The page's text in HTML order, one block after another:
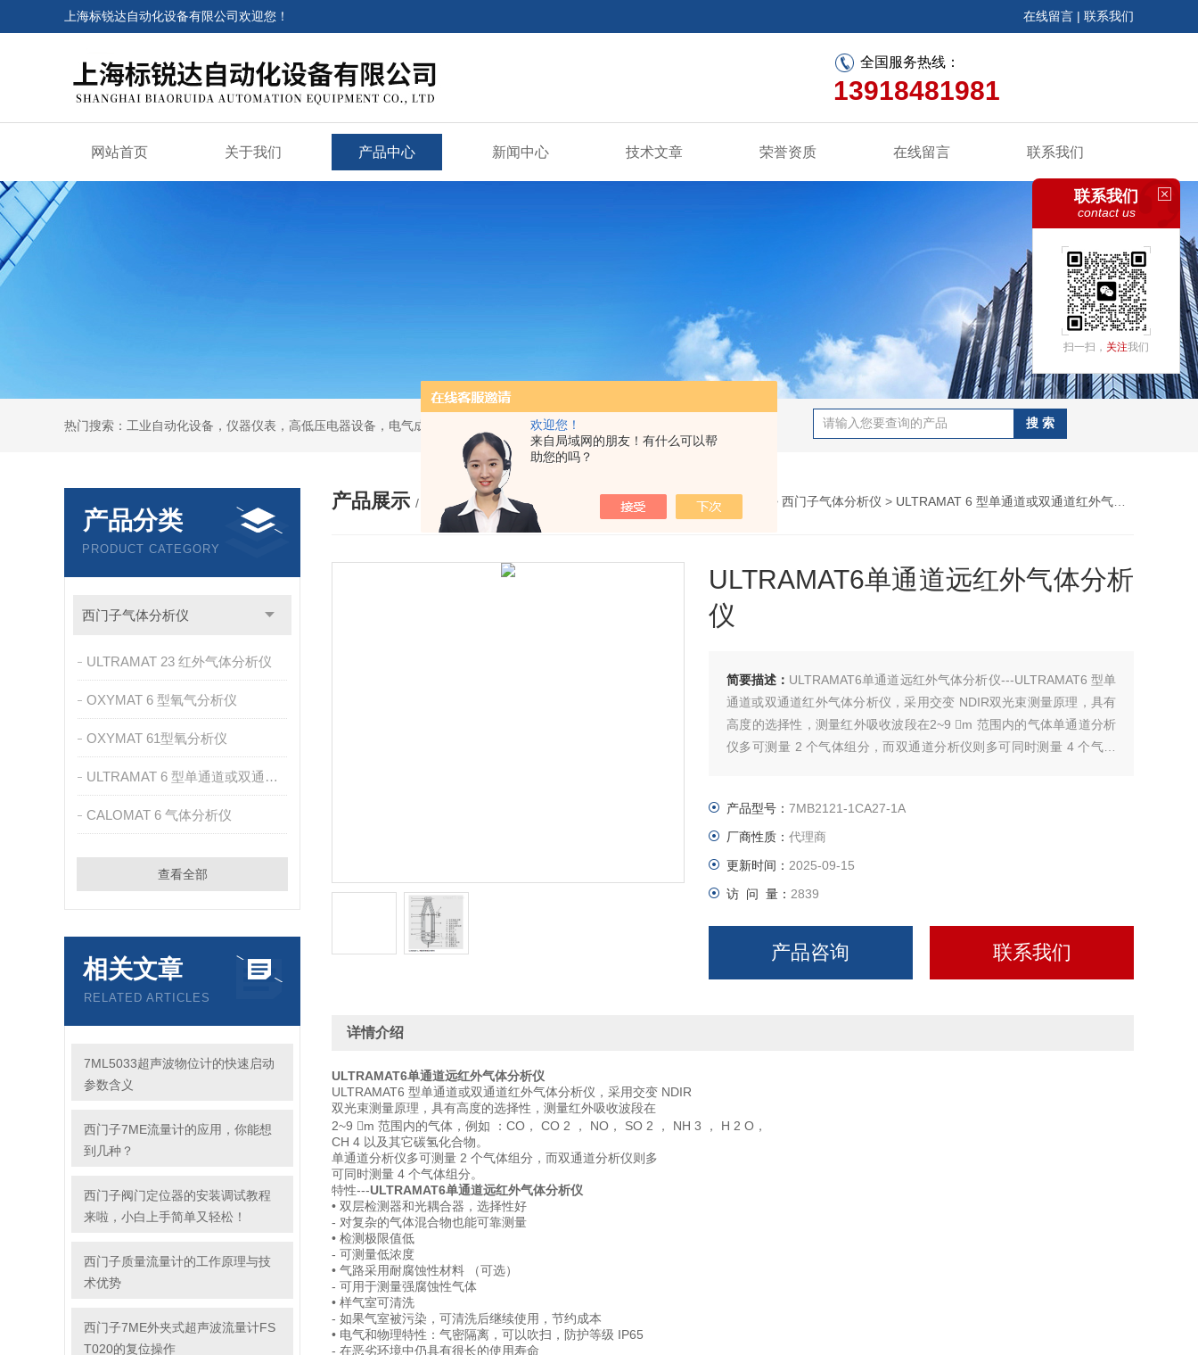
欢迎您！
来自局域网的朋友！有什么可以帮
助您的吗？
上海标锐达自动化设备有限公司欢迎您！ 在线留言 | 联系我们
全国服务热线：
13918481981
网站首页 关于我们 产品中心 新闻中心 技术文章 荣誉资质 在线留言 联系我们
热门搜索：工业自动化设备，仪器仪表，高低压电器设备，电气成套设备
产品分类
PRODUCT CATEGORY
西门子气体分析仪
ULTRAMAT 23 红外气体分析仪
OXYMAT 6 型氧气分析仪
OXYMAT 61型氧分析仪
ULTRAMAT 6 型单通道或双通道红外气体分析仪
CALOMAT 6 气体分析仪
查看全部
相关文章
RELATED ARTICLES
7ML5033超声波物位计的快速启动
参数含义
西门子7ME流量计的应用，你能想
到几种？
西门子阀门定位器的安装调试教程
来啦，小白上手简单又轻松！
西门子质量流量计的工作原理与技
术优势
西门子7ME外夹式超声波流量计FS
T020的复位操作
产品展示 / PRODUCTS 您的位置： 网站首页>产品展示 > 西门子气体分析仪 > ULTRAMAT 6 型单通道或双通道红外气体分析仪
ULTRAMAT6单通道远红外气体分析
仪
简要描述： ULTRAMAT6单通道远红外气体分析仪---ULTRAMAT6 型单
通道或双通道红外气体分析仪，采用交变 NDIR双光束测量原理，具有
高度的选择性，测量红外吸收波段在2~9 m 范围内的气体单通道分析
仪多可测量 2 个气体组分，而双通道分析仪则多可同时测量 4 个气体
产品型号： 7MB2121-1CA27-1A
厂商性质： 代理商
更新时间： 2025-09-15
访 问 量： 2839
产品咨询 联系我们
详情介绍
ULTRAMAT6单通道远红外气体分析仪
ULTRAMAT6 型单通道或双通道红外气体分析仪，采用交变 NDIR
双光束测量原理，具有高度的选择性，测量红外吸收波段在
2~9 m 范围内的气体，例如 ：CO， CO 2 ， NO， SO 2 ， NH 3 ， H 2 O，
CH 4 以及其它碳氢化合物。
单通道分析仪多可测量 2 个气体组分，而双通道分析仪则多
可同时测量 4 个气体组分。
特性---ULTRAMAT6单通道远红外气体分析仪
• 双层检测器和光耦合器，选择性好
- 对复杂的气体混合物也能可靠测量
• 检测极限值低
- 可测量低浓度
• 气路采用耐腐蚀性材料 （可选）
- 可用于测量强腐蚀性气体
• 样气室可清洗
- 如果气室被污染，可清洗后继续使用，节约成本
• 电气和物理特性：气密隔离，可以吹扫，防护等级 IP65
- 在恶劣环境中仍具有很长的使用寿命
联系我们
contact us
扫一扫， 关注我们